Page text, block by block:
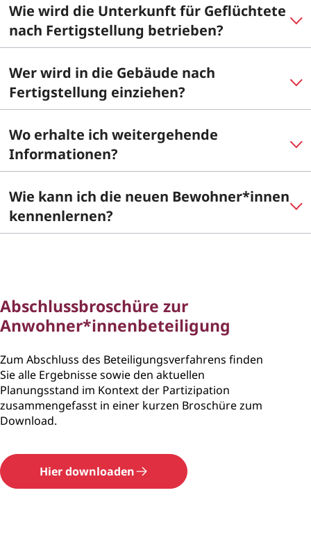
Wie wird die Unterkunft für Geflüchtete
nach Fertigstellung betrieben?
Wer wird in die Gebäude nach
Fertigstellung einziehen?
Wo erhalte ich weitergehende
Informationen?
Wie kann ich die neuen Bewohner*innen
kennenlernen?
Abschlussbroschüre zur
Anwohner*innenbeteiligung
Zum Abschluss des Beteiligungsverfahrens finden
Sie alle Ergebnisse sowie den aktuellen
Planungsstand im Kontext der Partizipation
zusammengefasst in einer kurzen Broschüre zum
Download.
Hier downloaden